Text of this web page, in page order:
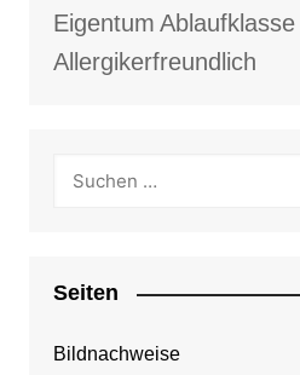
Eigentum
Allergikerfreundlich
Seiten
Bildnachweise